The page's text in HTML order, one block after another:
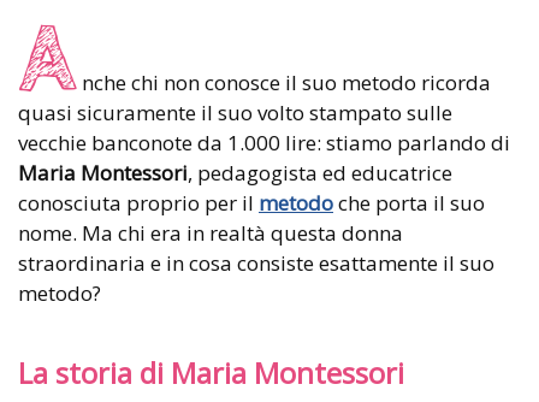
A nche chi non conosce il suo metodo ricorda
quasi sicuramente il suo volto stampato sulle
vecchie banconote da 1.000 lire: stiamo parlando di
Maria Montessori, pedagogista ed educatrice
conosciuta proprio per il metodoche porta il suo
nome. Ma chi era in realtà questa donna
straordinaria e in cosa consiste esattamente il suo
metodo?
La storia di Maria Montessori